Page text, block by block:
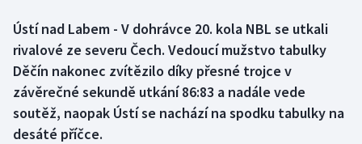
Box
Curling
Dostihy
Ústí nad Labem - V dohrávce 20. kola NBL se utkali
rivalové ze severu Čech. Vedoucí mužstvo tabulky
Děčín nakonec zvítězilo díky přesné trojce v
závěrečné sekundě utkání 86:83 a nadále vede
soutěž, naopak Ústí se nachází na spodku tabulky na
desáté příčce.